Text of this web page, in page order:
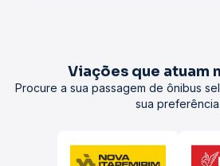
Viações que atuam
Procure a sua passagem de ônibus
sua preferência.